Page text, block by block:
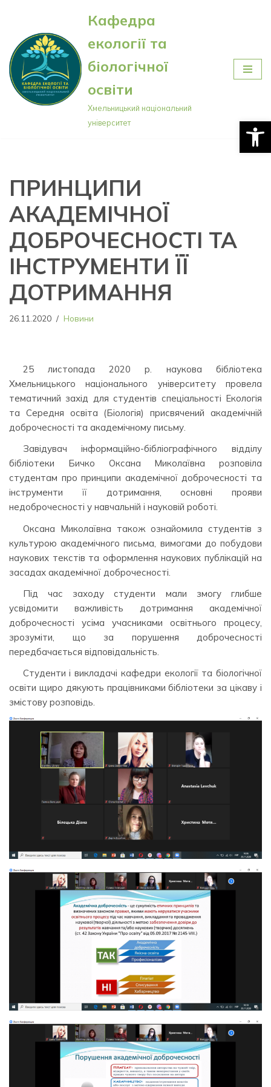
Перейти
до
вмісту
Кафедра
екології та
біологічної
освіти
Хмельницький національний
університет
ПРИНЦИПИ
АКАДЕМІЧНОЇ
ДОБРОЧЕСНОСТІ ТА
ІНСТРУМЕНТИ ЇЇ
ДОТРИМАННЯ
26.11.2020 Новини
25 листопада 2020 р. наукова бібліотека
Хмельницького національного університету провела
тематичний захід для студентів спеціальності Екологія
та Середня освіта (Біологія) присвячений академічній
доброчесності та академічному письму.
Завідувач інформаційно-бібліографічного відділу
бібліотеки Бичко Оксана Миколаївна розповіла
студентам про принципи академічної доброчесності та
інструменти її дотримання, основні прояви
недоброчесності у навчальній і науковій роботі.
Оксана Миколаївна також ознайомила студентів з
культурою академічного письма, вимогами до побудови
наукових текстів та оформлення наукових публікацій на
засадах академічної доброчесності.
Під час заходу студенти мали змогу глибше
усвідомити важливість дотримання академічної
доброчесності усіма учасниками освітнього процесу,
зрозуміти, що за порушення доброчесності
передбачається відповідальність.
Студенти і викладачі кафедри екології та біологічної
освіти щиро дякують працівниками бібліотеки за цікаву і
змістову розповідь.